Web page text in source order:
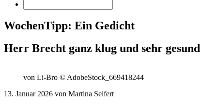
WochenTipp: Ein Gedicht
Herr Brecht ganz klug und sehr gesund
von Li-Bro © AdobeStock_669418244
13. Januar 2026 von Martina Seifert